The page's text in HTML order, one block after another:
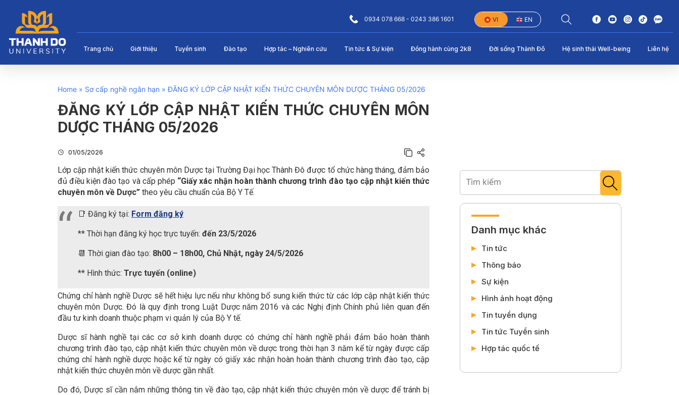
0934 078 668 - 0243 386 1601 VI EN
Trang chủ Giới thiệu Tuyển sinh Đào tạo Hợp tác – Nghiên cứu Tin tức & Sự kiện Đồng hành cùng 2k8 Đời sống Thành Đô Hệ sinh thái Well-being Liên hệ
Home » Sơ cấp nghề ngắn hạn »ĐĂNG KÝ LỚP CẬP NHẬT KIẾN THỨC CHUYÊN MÔN DƯỢC THÁNG 05/2026
ĐĂNG KÝ LỚP CẬP NHẬT KIẾN THỨC CHUYÊN MÔN
DƯỢC THÁNG 05/2026
01/05/2026
Lớp cập nhật kiến thức chuyên môn Dược tại Trường Đại học Thành Đô được tổ chức hàng tháng, đảm bảo
đủ điều kiện đào tạo và cấp phép “Giấy xác nhận hoàn thành chương trình đào tạo cập nhật kiến thức
chuyên môn về Dược” theo yêu cầu chuẩn của Bộ Y Tế.
📑 Đăng ký tại: Form đăng ký
** Thời hạn đăng ký học trực tuyến: đến 23/5/2026
📆 Thời gian đào tạo: 8h00 – 18h00, Chủ Nhật, ngày 24/5/2026
** Hình thức: Trực tuyến (online)
Chứng chỉ hành nghề Dược sẽ hết hiệu lực nếu như không bổ sung kiến thức từ các lớp cập nhật kiến thức
chuyên môn Dược. Đó là quy định trong Luật Dược năm 2016 và các Nghị định Chính phủ liên quan đến
đầu tư kinh doanh thuộc phạm vi quản lý của Bộ Y tế.
Dược sĩ hành nghề tại các cơ sở kinh doanh dược có chứng chỉ hành nghề phải đảm bảo hoàn thành
chương trình đào tạo, cập nhật kiến thức chuyên môn về dược trong thời hạn 3 năm kể từ ngày được cấp
chứng chỉ hành nghề dược hoặc kể từ ngày có giấy xác nhận hoàn hoàn thành chương trình đào tạo, cập
nhật kiến thức chuyên môn về dược gần nhất.
Do đó, Dược sĩ cần nắm những thông tin về đào tạo, cập nhật kiến thức chuyên môn về dược để tránh bị
Danh mục khác
Tin tức
Thông báo
Sự kiện
Hình ảnh hoạt động
Tin tuyển dụng
Tin tức Tuyển sinh
Hợp tác quốc tế